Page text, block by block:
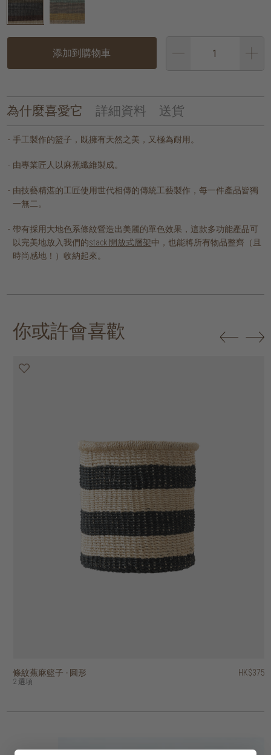
添加到購物車
為什麼喜愛它 詳細資料 送貨
手工製作的籃子，既擁有天然之美，又極為耐用。
由專業匠人以麻蕉纖維製成。
由技藝精湛的工匠使用世代相傳的傳統工藝製作，每一件產品皆獨
一無二。
帶有採用大地色系條紋營造出美麗的單色效果，這款多功能產品可
以完美地放入我們的stack 開放式層架中，也能將所有物品整齊（且
時尚感地！）收納起來。
你或許會喜歡
條紋蕉麻籃子 - 圓形
2 選項
HK$375
蕉麻菱形手提籃 HK$645
蕉麻格子編織折疊邊球形籃
3 選項
HK$295
蕉麻格子編織球形籃
4 選項
HK$445
蕉麻混色條紋洗衣籃 - 圓形
2 選項
HK$895
附蓋蕉麻多用途籃子
3 選項
HK$195
海草編織的開放式扭紋籃
2 選項
HK$395
蕉麻花圓形籃子
4 選項
HK$395
附蓋的蕉麻豎條紋籃子
2 選項
HK$475
帶蓋的蕉麻圓柱形籃子 HK$245